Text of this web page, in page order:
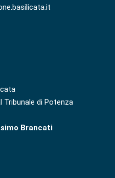
Tribunale di Potenza
Brancati